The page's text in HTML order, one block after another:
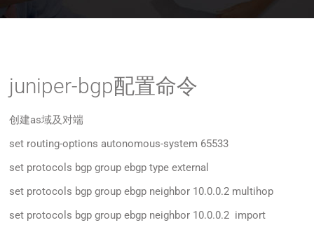
juniper-bgp配置命令
创建as域及对端
set routing-options autonomous-system 65533
set protocols bgp group ebgp type external
set protocols bgp group ebgp neighbor 10.0.0.2 multihop
set protocols bgp group ebgp neighbor 10.0.0.2 import